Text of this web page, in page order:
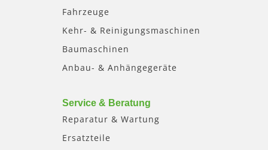
Fahrzeuge
Kehr- & Reinigungsmaschinen
Baumaschinen
Anbau- & Anhängegeräte
Service & Beratung
Reparatur & Wartung
Ersatzteile